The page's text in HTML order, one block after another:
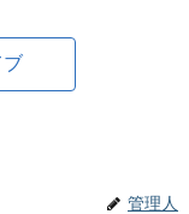
ブ
管理人